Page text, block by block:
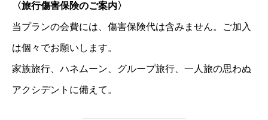
〈旅行傷害保険のご案内〉
当プランの会費には、傷害保険代は含みません。ご加入
は個々でお願いします。
家族旅行、ハネムーン、グループ旅行、一人旅の思わぬ
アクシデントに備えて。